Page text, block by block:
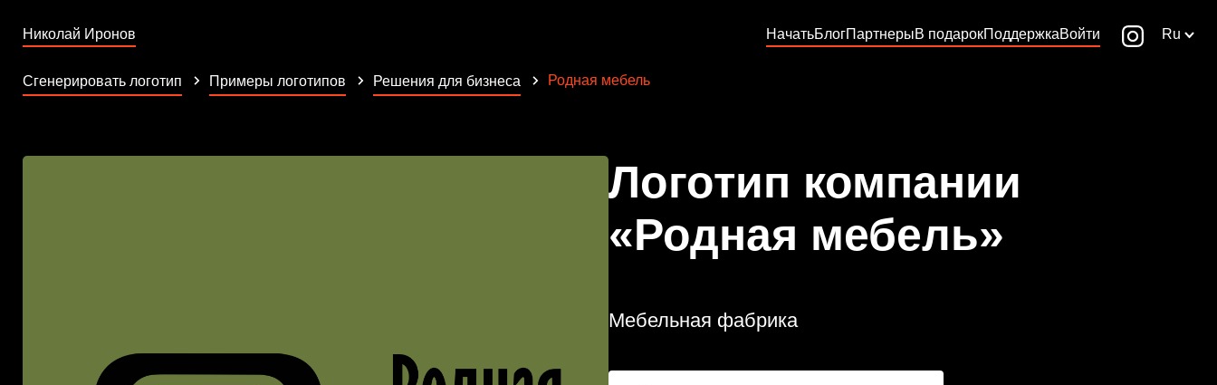
Николай Иронов НачатьБлогПартнерыВ подарокПоддержкаВойти Ru
Сгенерировать логотип Примеры логотипов Решения для бизнеса Родная мебель
Логотип компании
«Родная мебель»
Мебельная фабрика